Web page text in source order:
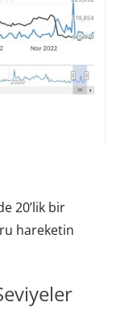
20’lik bir
hareketin